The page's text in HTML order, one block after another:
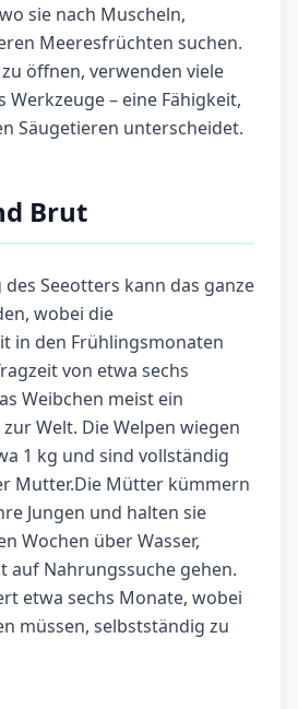
sie nach Muscheln,
Meeresfrüchten suchen.
öffnen, verwenden viele
Werkzeuge – eine Fähigkeit,
Säugetieren unterscheidet.
Brut
Seeotters kann das ganze
wobei die
in den Frühlingsmonaten
von etwa sechs
Weibchen meist ein
Welt. Die Welpen wiegen
1 kg und sind vollständig
Mutter.Die Mütter kümmern
Jungen und halten sie
Wochen über Wasser,
auf Nahrungssuche gehen.
etwa sechs Monate, wobei
müssen, selbstständig zu